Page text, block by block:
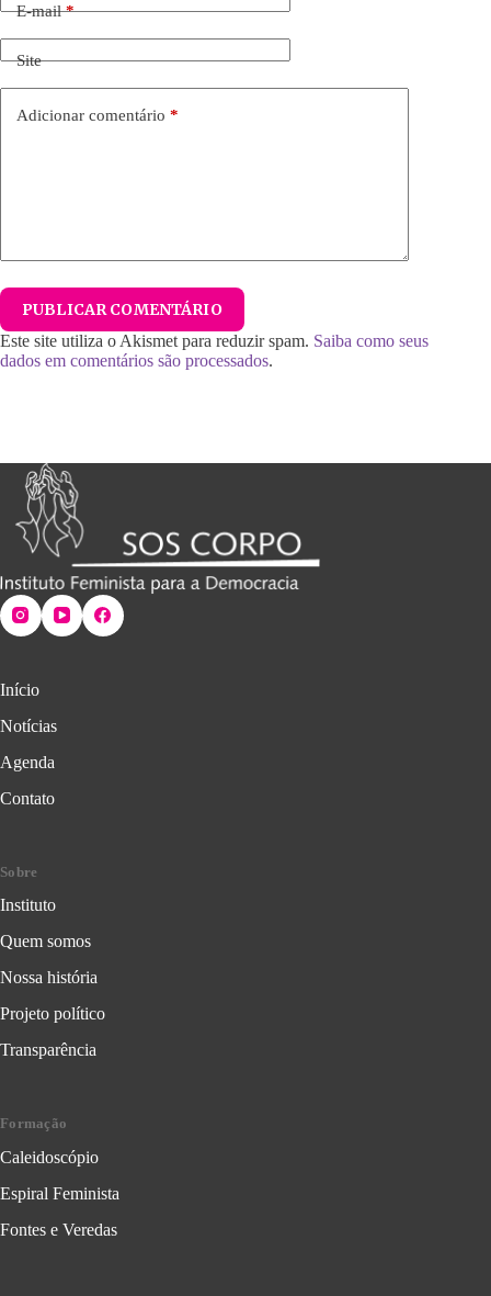
E-mail*
Site
Adicionar comentário *
PUBLICAR COMENTÁRIO
Este site utiliza o Akismet para reduzir spam. Saiba como seus
dados em comentários são processados.
Início
Notícias
Agenda
Contato
Sobre
Instituto
Quem somos
Nossa história
Projeto político
Transparência
Formação
Caleidoscópio
Espiral Feminista
Fontes e Veredas